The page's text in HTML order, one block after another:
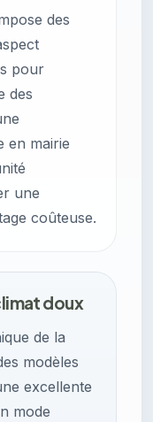
des
pour
des
en mairie
une
coûteuse.
doux
de la
modèles
excellente
mode